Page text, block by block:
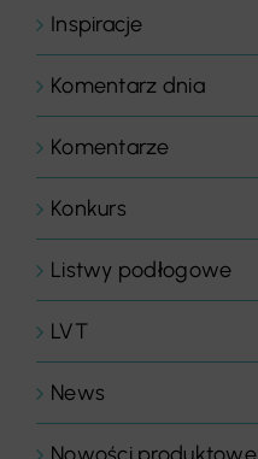
Inspiracje
Komentarz dnia
Komentarze
Konkurs
Listwy podłogowe
LVT
News